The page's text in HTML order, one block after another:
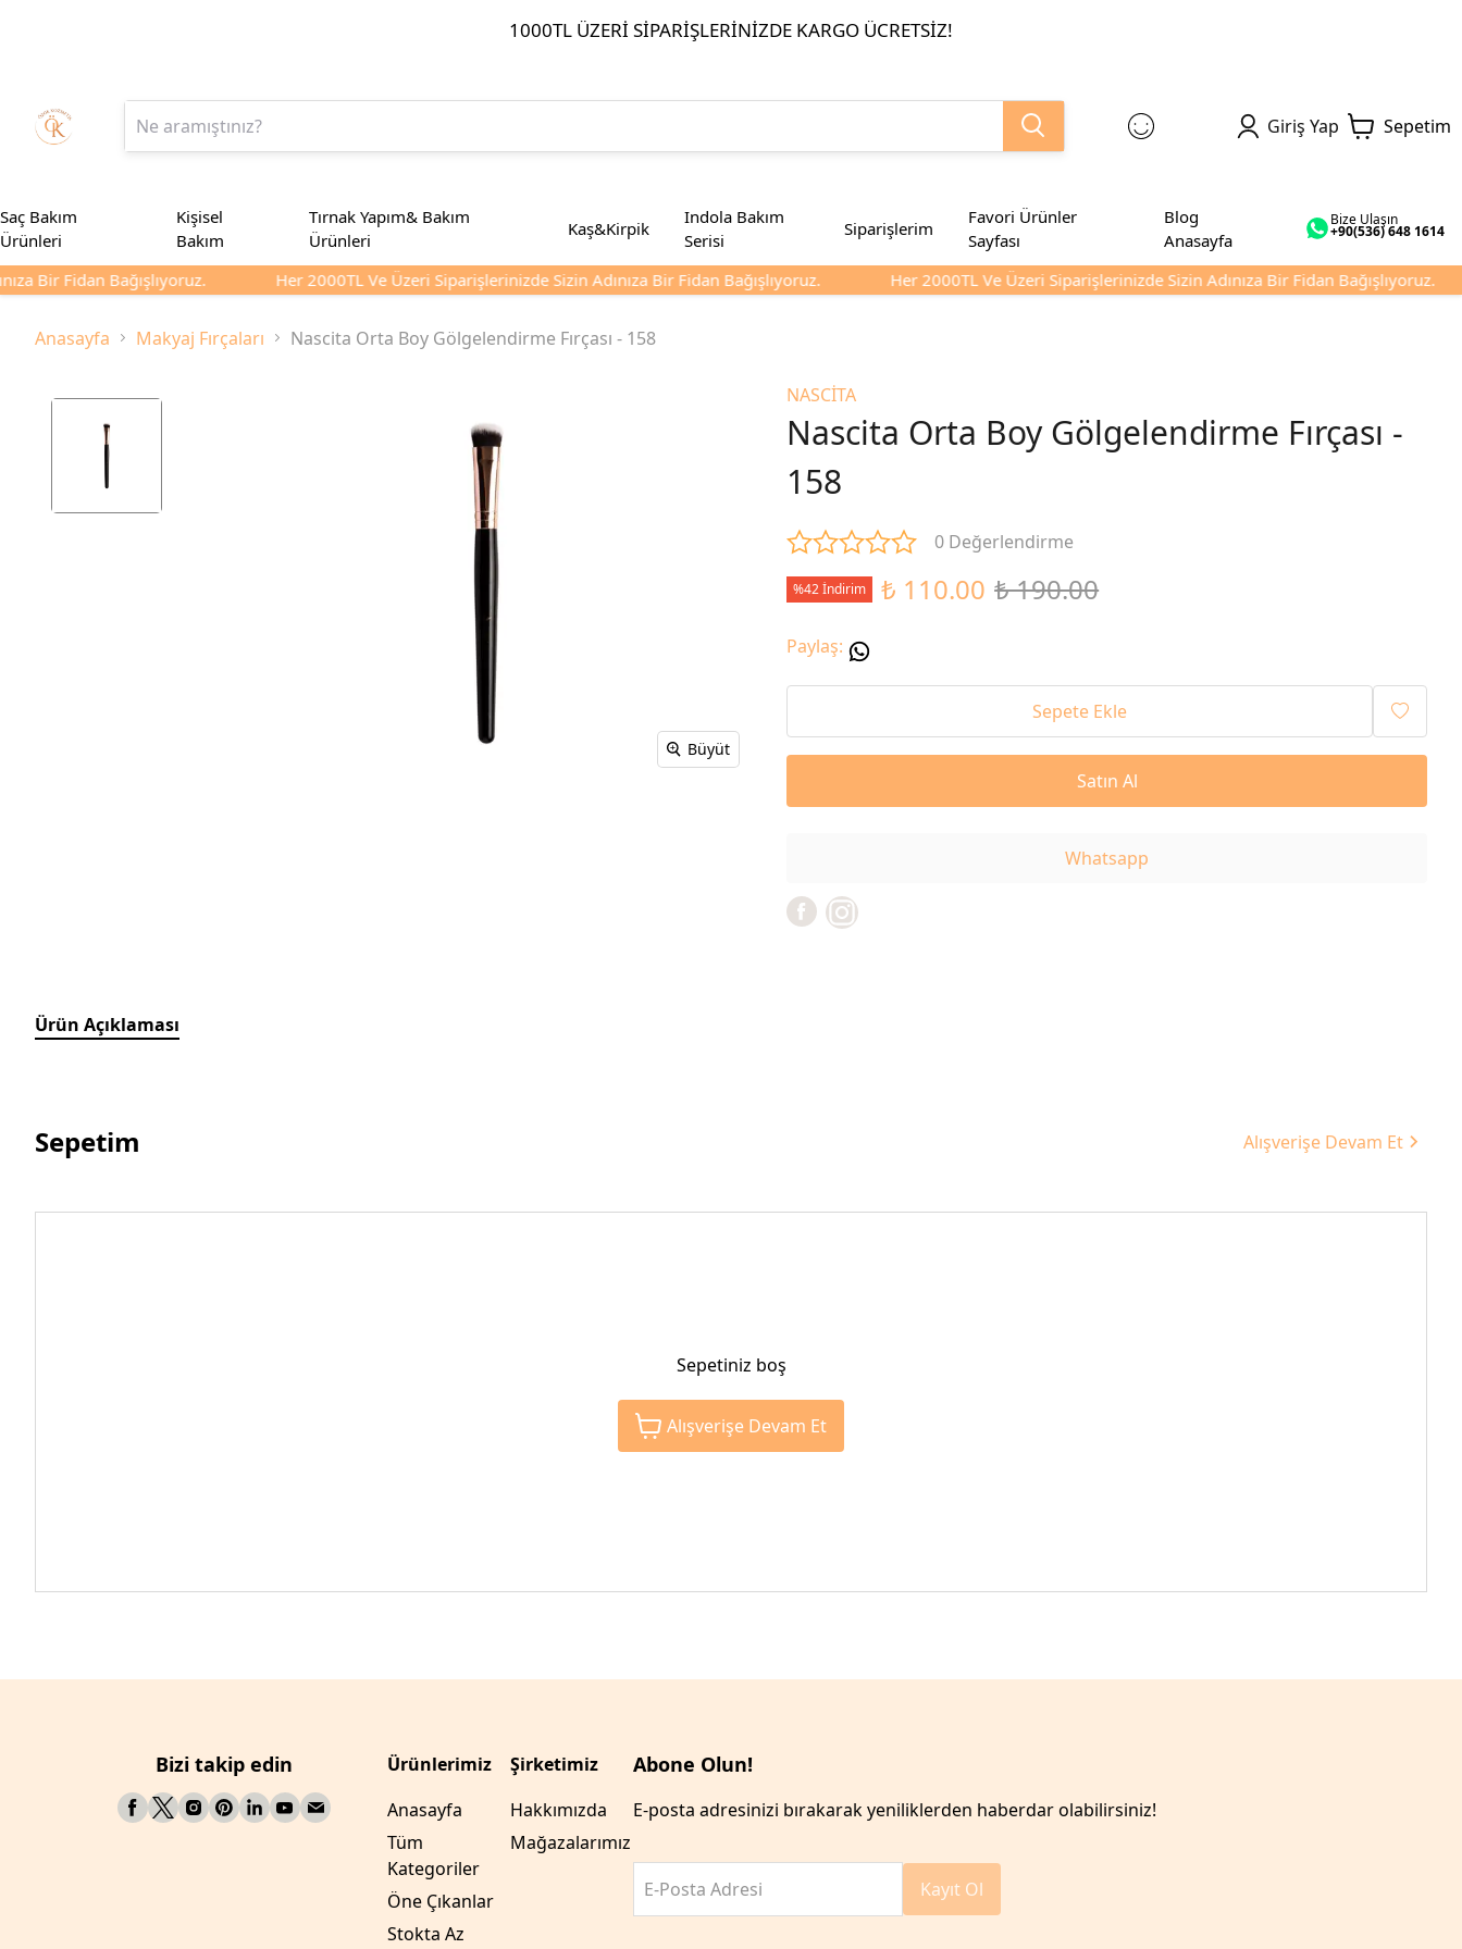
1000TL ÜZERI SIPARIŞLERINIZDE KARGO ÜCRETSIZ!
Giriş Yap Sepetim
Saç Bakım
Ürünleri
Kişisel
Bakım
Tırnak Yapım& Bakım
Ürünleri
Kaş&Kirpik
Indola Bakım
Serisi
Siparişlerim
Favori Ürünler
Sayfası
Blog
Anasayfa
Bize Ulaşın
+90(536) 648 1614
Bir Fidan Bağışlıyoruz. Her 2000TL Ve Üzeri Siparişlerinizde Sizin Adınıza Bir Fidan Bağışlıyoruz. Her 2000TL Ve Üzeri Siparişlerinizde Sizin Adınıza Bir Fidan Bağışlıyoruz.
Anasayfa Makyaj Fırçaları Nascita Orta Boy Gölgelendirme Fırçası - 158
Büyüt
NASCİTA
Nascita Orta Boy Gölgelendirme Fırçası -
158
0 Değerlendirme
%42 İndirim ₺ 110.00 ₺ 190.00
Paylaş:
Sepete Ekle
Satın Al
Whatsapp
Ürün Açıklaması
Sepetim Alışverişe Devam Et
Sepetiniz boş
Alışverişe Devam Et
Bizi takip edin
Ürünlerimiz
Anasayfa
Tüm
Kategoriler
Öne Çıkanlar
Stokta Az
Şirketimiz
Hakkımızda
Mağazalarımız
Abone Olun!
E-posta adresinizi bırakarak yeniliklerden haberdar olabilirsiniz!
E-Posta Adresi Kayıt Ol